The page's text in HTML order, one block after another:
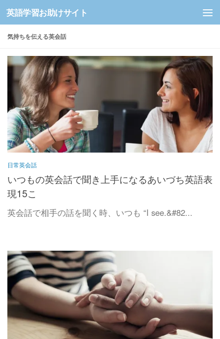
コンテンツへスキップ
英語学習お助けサイト
気持ちを伝える英会話
日常英会話
いつもの英会話で聞き上手になるあいづち英語表
現15こ
英会話で相手の話を聞く時、いつも “I see.&#82...